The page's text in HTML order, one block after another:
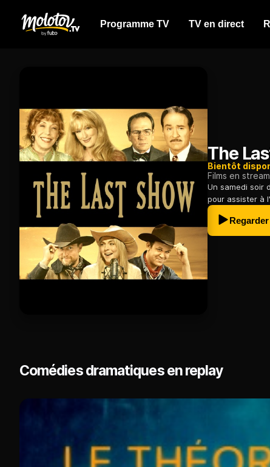
Programme TV TV en direct
The
Bientôt
Films en
Un samedi soir
pour assister à
Regarder
Comédies dramatiques en replay